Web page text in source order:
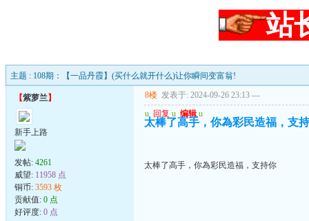
站
主题 : 108期：【一品丹霞】(买什么就开什么)让你瞬间变富翁!
【紫萝兰】
新手上路
发帖: 4261
威望: 11958 点
铜币: 3593 枚
贡献值: 0 点
好评度: 0 点
8楼 发表于: 2024-09-26 23:13 ---
u 回复 u 编辑 u
太棒了高手，你為彩民造福，支
太棒了高手，你為彩民造福，支持你